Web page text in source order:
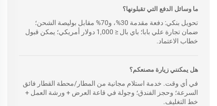
ما وسائل الدفع التي تقبلونها؟
تحويل بنكي: دفعة مقدمة 30%، و70% مقابل بوليصة الشحن؛
ضمان تجارة علي بابا؛ باي بال ≤ 1,000 دولار أمريكي؛ يمكن قبول
خطاب الاعتماد.
هل يمكنني زيارة مصنعكم؟
في أي وقت. خدمة استلام مجانية من المطار/محطة القطار فائق
السرعة؛ وحجز الفندق؛ وجولة في قاعة العرض + ورشة العمل +
خط التغليف.